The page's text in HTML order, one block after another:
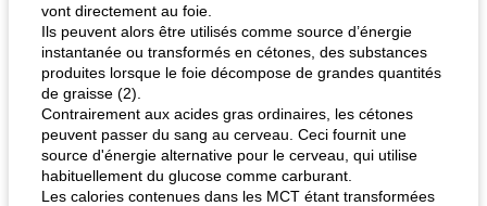
fiesta tostadas le méga's jopp joes
vont directement au foie.
Ils peuvent alors être utilisés comme source d’énergie
instantanée ou transformés en cétones, des substances
produites lorsque le foie décompose de grandes quantités
de graisse (2).
Contrairement aux acides gras ordinaires, les cétones
peuvent passer du sang au cerveau. Ceci fournit une
source d'énergie alternative pour le cerveau, qui utilise
habituellement du glucose comme carburant.
Les calories contenues dans les MCT étant transformées